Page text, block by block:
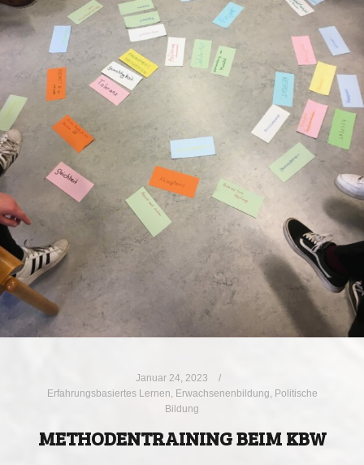
Januar 24, 2023
Erfahrungsbasiertes Lernen
Erwachsenenbildung
Politische
Bildung
METHODENTRAINING BEIM KBW